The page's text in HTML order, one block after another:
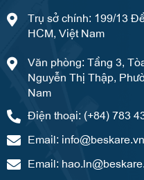
Trụ sở chính: 199/13
HCM, Việt Nam
Văn phòng: Tầng 3,
Nguyễn Thị Thập,
Nam
Điện thoại: (+84) 783
Email: info@beskare.vn
Email: